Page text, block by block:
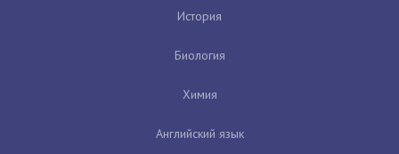
История
Биология
Химия
Английский язык